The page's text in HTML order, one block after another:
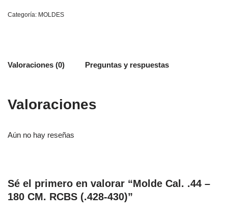
Categoría: MOLDES
Valoraciones (0) Preguntas y respuestas
Valoraciones
Aún no hay reseñas
Sé el primero en valorar “Molde Cal. .44 –
180 CM. RCBS (.428-430)”